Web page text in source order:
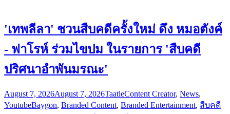
'เทพลีลา' ชวนสืบคดีครั้งใหม่ ดึง หมอตังค์
- ฟาโรห์ ร่วมไขปม ในรายการ 'สืบคดี
ปริศนาอำพันมรณะ'
August 7, 2026August 7, 2026TaatleContent Creator, News,
YoutubeBaygon, Branded Content, Branded Entertainment, สืบคดี